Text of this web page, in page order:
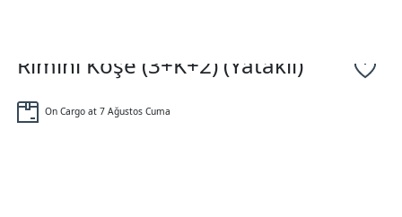
Rimini Köşe (3+K+2) (Yataklı)
On Cargo at 7 Ağustos Cuma